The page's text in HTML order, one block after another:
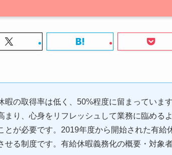
暇の取得率は低く、50%程度に留まっていま
まり、心身をリフレッシュして業務に臨める
とが必要です。2019年度から開始された有給
せる制度です。有給休暇義務化の概要・対象